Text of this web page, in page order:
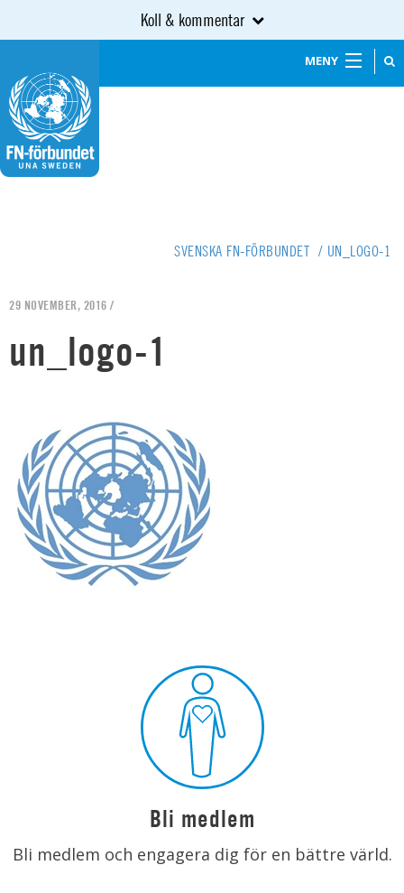
Koll & kommentar
MENY
SVENSKA FN-FÖRBUNDET / UN_LOGO-1
29 NOVEMBER, 2016 /
un_logo-1
Bli medlem
Bli medlem och engagera dig för en bättre värld.